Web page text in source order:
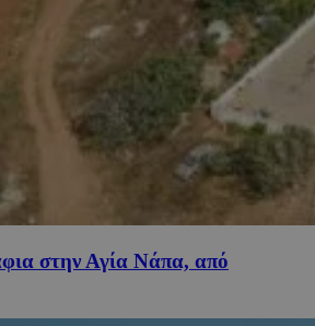
στην Αγία Νάπα, από